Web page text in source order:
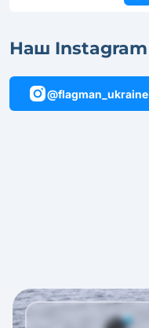
Наш Instagram
@flagman_ukraine